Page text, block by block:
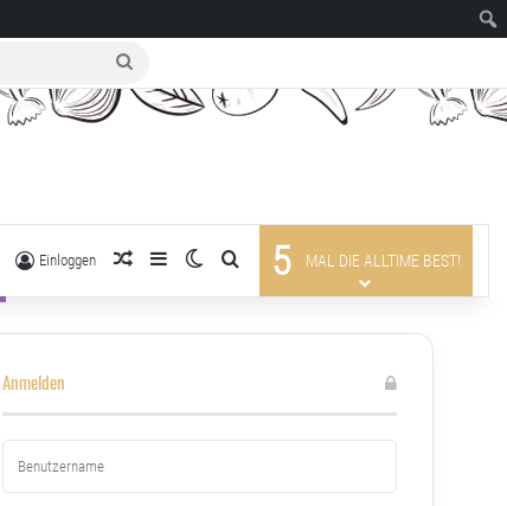
nach
Einloggen zufälliger Artikel
SidebarSkin umschalten
suche nach
5 MAL DIE ALLTIME BEST!
Anmelden